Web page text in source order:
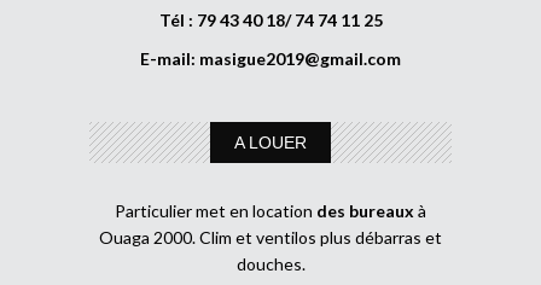
Tél : 79 43 40 18/ 74 74 11 25
E-mail: masigue2019@gmail.com
A LOUER
Particulier met en location des bureaux à
Ouaga 2000. Clim et ventilos plus débarras et
douches.